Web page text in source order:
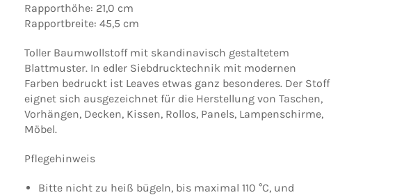
Rapporthöhe: 21,0 cm
Rapportbreite: 45,5 cm
Toller Baumwollstoff mit skandinavisch gestaltetem
Blattmuster. In edler Siebdrucktechnik mit modernen
Farben bedruckt ist Leaves etwas ganz besonderes. Der Stoff
eignet sich ausgezeichnet für die Herstellung von Taschen,
Vorhängen, Decken, Kissen, Rollos, Panels, Lampenschirme,
Möbel.
Pflegehinweis
Bitte nicht zu heiß bügeln, bis maximal 110 °C, und